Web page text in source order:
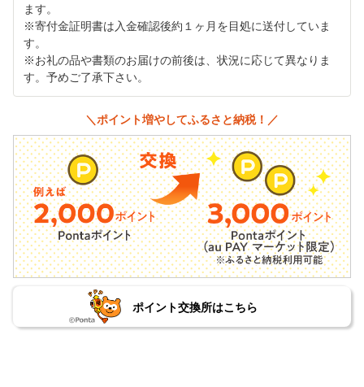
ます。
※寄付金証明書は入金確認後約１ヶ月を目処に送付していま
す。
※お礼の品や書類のお届けの前後は、状況に応じて異なりま
す。予めご了承下さい。
＼ポイント増やしてふるさと納税！／
ポイント交換所はこちら